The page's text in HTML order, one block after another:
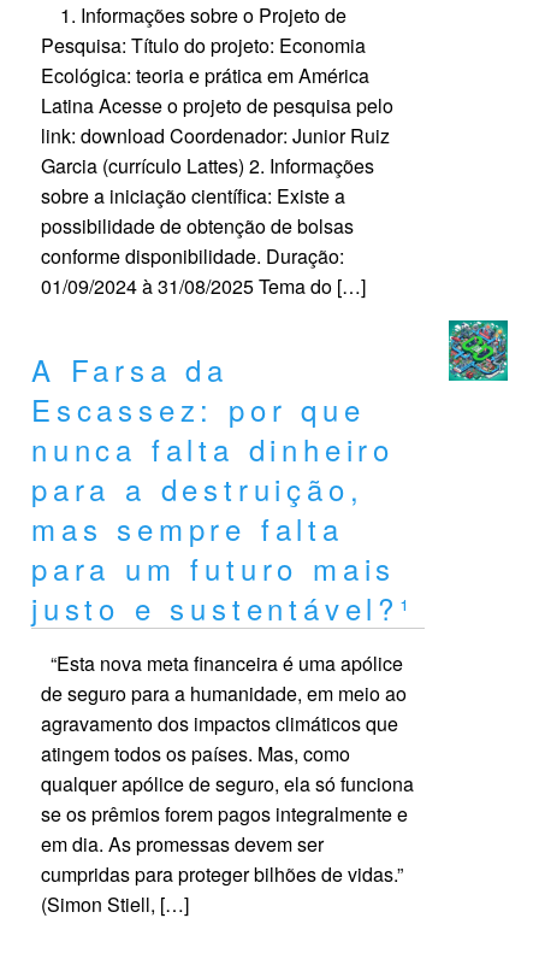
1. Informações sobre o Projeto de
Pesquisa: Título do projeto: Economia
Ecológica: teoria e prática em América
Latina Acesse o projeto de pesquisa pelo
link: download Coordenador: Junior Ruiz
Garcia (currículo Lattes) 2. Informações
sobre a iniciação científica: Existe a
possibilidade de obtenção de bolsas
conforme disponibilidade. Duração:
01/09/2024 à 31/08/2025 Tema do […]
A Farsa da
Escassez: por que
nunca falta dinheiro
para a destruição,
mas sempre falta
para um futuro mais
justo e sustentável?¹
“Esta nova meta financeira é uma apólice
de seguro para a humanidade, em meio ao
agravamento dos impactos climáticos que
atingem todos os países. Mas, como
qualquer apólice de seguro, ela só funciona
se os prêmios forem pagos integralmente e
em dia. As promessas devem ser
cumpridas para proteger bilhões de vidas.”
(Simon Stiell, […]